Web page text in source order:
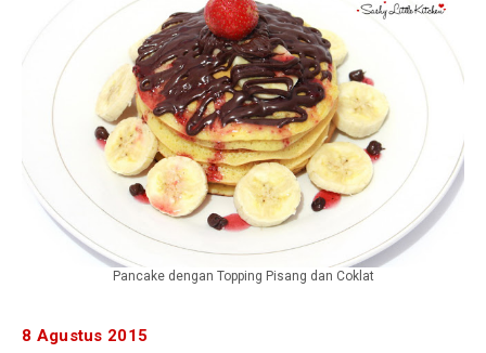
Pancake dengan Topping Pisang dan Coklat
8 Agustus 2015